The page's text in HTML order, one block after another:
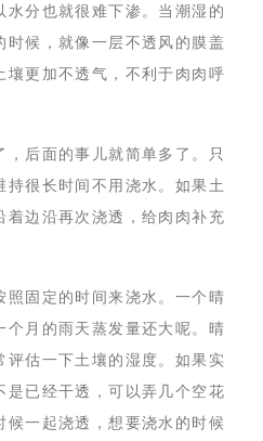
水分也就很难下渗。当潮湿的
时候，就像一层不透风的膜盖
壤更加不透气，不利于肉肉呼
后面的事儿就简单多了。只
很长时间不用浇水。如果土
着边沿再次浇透，给肉肉补充
照固定的时间来浇水。一个晴
个月的雨天蒸发量还大呢。晴
评估一下土壤的湿度。如果实
是已经干透，可以弄几个空花
候一起浇透，想要浇水的时候